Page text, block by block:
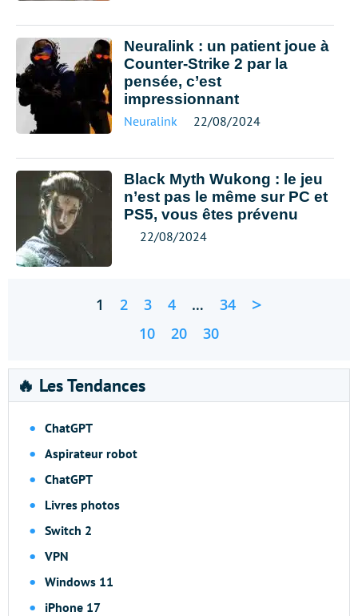
Neuralink : un patient joue à
Counter-Strike 2 par la
pensée, c’est
impressionnant
Neuralink 22/08/2024
Black Myth Wukong : le jeu
n’est pas le même sur PC et
PS5, vous êtes prévenu
22/08/2024
1 2 3 4 … 34 >
10 20 30
🔥 Les Tendances
ChatGPT
Aspirateur robot
ChatGPT
Livres photos
Switch 2
VPN
Windows 11
iPhone 17